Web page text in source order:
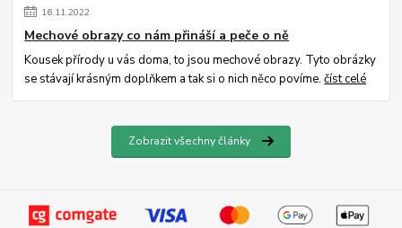
16.11.2022
Mechové obrazy co nám přináší a peče o ně
Kousek přírody u vás doma, to jsou mechové obrazy. Tyto obrázky
se stávají krásným doplňkem a tak si o nich něco povíme.číst celé
Zobrazit všechny články